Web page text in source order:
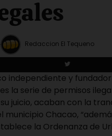
Redaccion El Tequeno
independiente y fundador
la serie de permisos
juicio, acaban con la
municipio Chacao,
la Ordenanza de